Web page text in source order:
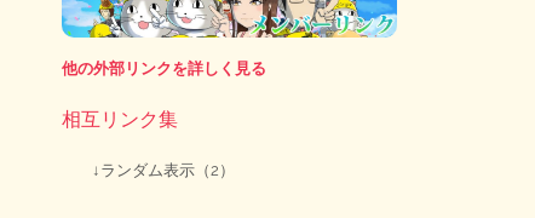
他の外部リンクを詳しく見る
相互リンク集
↓ランダム表示（2）